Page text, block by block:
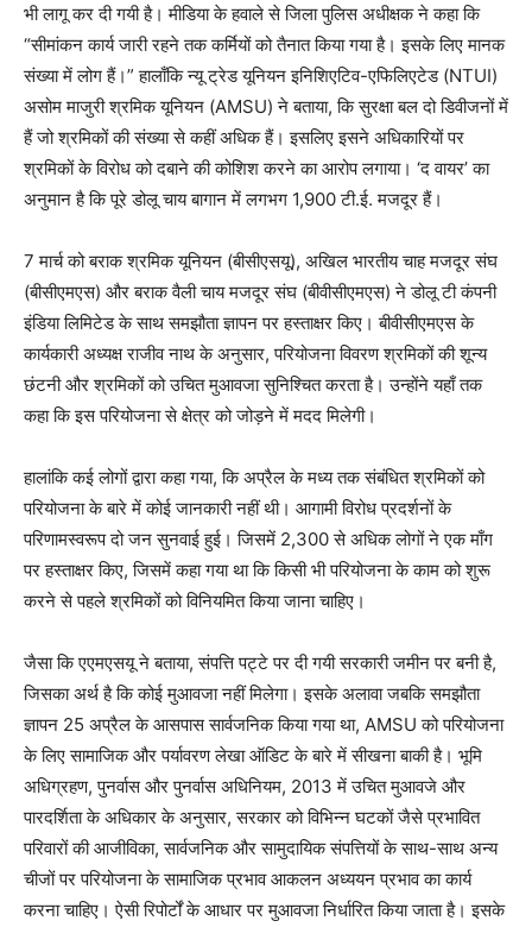
भी लागू कर दी गयी है। मीडिया के हवाले से जिला पुलिस अधीक्षक ने कहा कि
“सीमांकन कार्य जारी रहने तक कर्मियों को तैनात किया गया है। इसके लिए मानक
संख्या में लोग हैं।” हालाँकि न्यू ट्रेड यूनियन इनिशिएटिव-एफिलिएटेड (NTUI)
असोम माजुरी श्रमिक यूनियन (AMSU) ने बताया, कि सुरक्षा बल दो डिवीजनों में
हैं जो श्रमिकों की संख्या से कहीं अधिक हैं। इसलिए इसने अधिकारियों पर
श्रमिकों के विरोध को दबाने की कोशिश करने का आरोप लगाया। ‘द वायर’ का
अनुमान है कि पूरे डोलू चाय बागान में लगभग 1,900 टी.ई. मजदूर हैं।
7 मार्च को बराक श्रमिक यूनियन (बीसीएसयू), अखिल भारतीय चाह मजदूर संघ
(बीसीएमएस) और बराक वैली चाय मजदूर संघ (बीवीसीएमएस) ने डोलू टी कंपनी
इंडिया लिमिटेड के साथ समझौता ज्ञापन पर हस्ताक्षर किए। बीवीसीएमएस के
कार्यकारी अध्यक्ष राजीव नाथ के अनुसार, परियोजना विवरण श्रमिकों की शून्य
छंटनी और श्रमिकों को उचित मुआवजा सुनिश्चित करता है। उन्होंने यहाँ तक ​​
कहा कि इस परियोजना से क्षेत्र को जोड़ने में मदद मिलेगी।
हालांकि कई लोगों द्वारा कहा गया, कि अप्रैल के मध्य तक संबंधित श्रमिकों को
परियोजना के बारे में कोई जानकारी नहीं थी। आगामी विरोध प्रदर्शनों के
परिणामस्वरूप दो जन सुनवाई हुई। जिसमें 2,300 से अधिक लोगों ने एक माँग
पर हस्ताक्षर किए, जिसमें कहा गया था कि किसी भी परियोजना के काम को शुरू
करने से पहले श्रमिकों को विनियमित किया जाना चाहिए।
जैसा कि एएमएसयू ने बताया, संपत्ति पट्टे पर दी गयी सरकारी जमीन पर बनी है,
जिसका अर्थ है कि कोई मुआवजा नहीं मिलेगा। इसके अलावा जबकि समझौता
ज्ञापन 25 अप्रैल के आसपास सार्वजनिक किया गया था, AMSU को परियोजना
के लिए सामाजिक और पर्यावरण लेखा ऑडिट के बारे में सीखना बाकी है। भूमि
अधिग्रहण, पुनर्वास और पुनर्वास अधिनियम, 2013 में उचित मुआवजे और
पारदर्शिता के अधिकार के अनुसार, सरकार को विभिन्न घटकों जैसे प्रभावित
परिवारों की आजीविका, सार्वजनिक और सामुदायिक संपत्तियों के साथ-साथ अन्य
चीजों पर परियोजना के सामाजिक प्रभाव आकलन अध्ययन प्रभाव का कार्य
करना चाहिए। ऐसी रिपोर्टों के आधार पर मुआवजा निर्धारित किया जाता है। इसके